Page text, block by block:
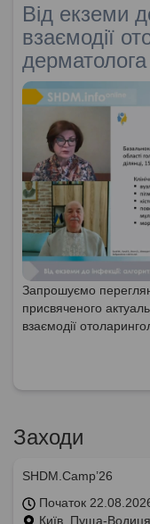
Від екземи
взаємодії
дерматолога
Запрошуємо
присвяченого
взаємодії
Заходи
SHDM.Camp’26
Початок
Київ, Пуща-